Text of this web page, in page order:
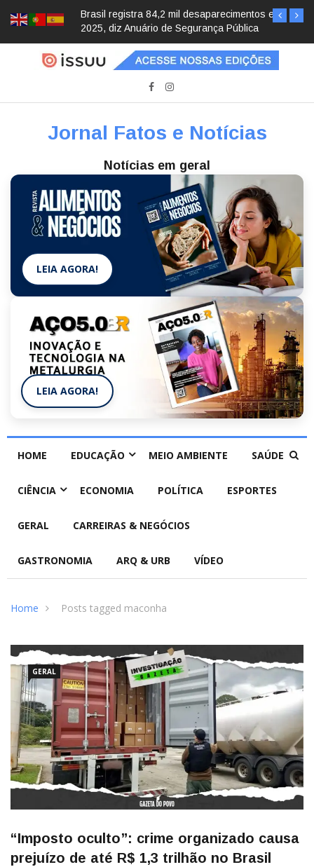
Brasil registra 84,2 mil desaparecimentos em
2025, diz Anuário de Segurança Pública
Jornal Fatos e Notícias
Notícias em geral
LEIA AGORA!
LEIA AGORA!
HOME EDUCAÇÃO MEIO AMBIENTE SAÚDE
CIÊNCIA ECONOMIA POLÍTICA ESPORTES
GERAL CARREIRAS & NEGÓCIOS
GASTRONOMIA ARQ & URB VÍDEO
Home Posts tagged maconha
GERAL
“Imposto oculto”: crime organizado causa
prejuízo de até R$ 1,3 trilhão no Brasil